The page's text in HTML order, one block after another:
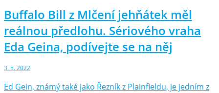
Buffalo Bill z Mlčení jehňátek měl
reálnou předlohu. Sériového vraha
Eda Geina, podívejte se na něj
3. 5. 2022
Ed Gein, známý také jako Řezník z Plainfieldu, je jedním z